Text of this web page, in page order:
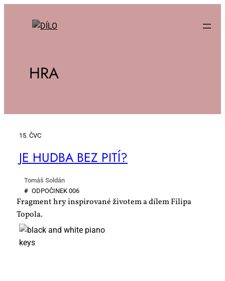
HRA
15. ČVC
JE HUD­BA BEZ PI­TÍ?
Tomáš Soldán
# OD­PO­ČI­NEK 006
Fragment hry inspirované životem a dílem Filipa
Topola.